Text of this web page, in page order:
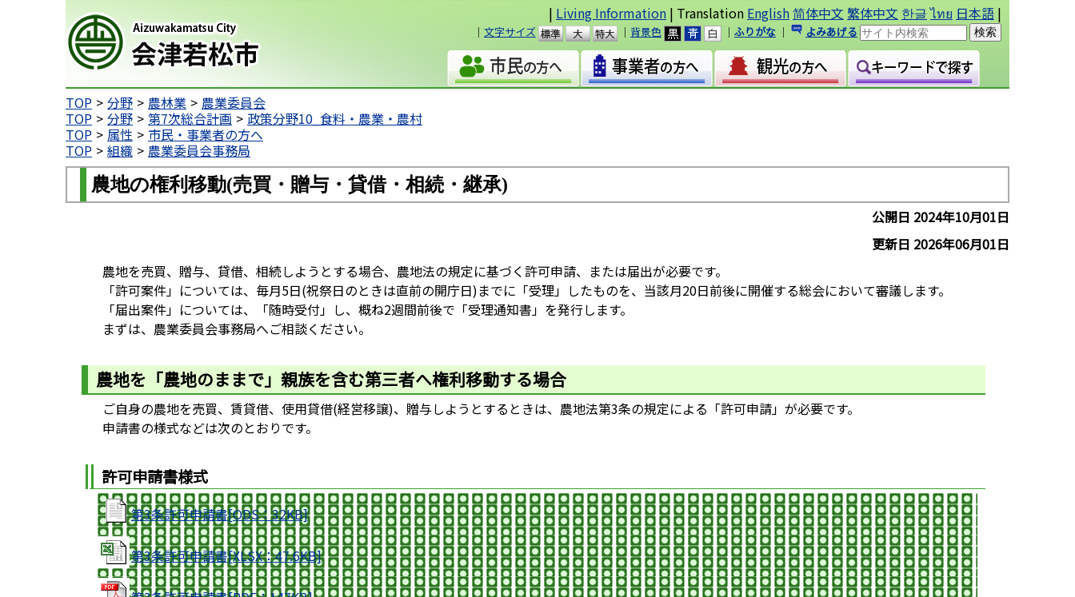
| Living Information | Translation English简体中文 繁体中文 한글 ไทย 日本語 |
｜ 文字サイズ
準
大
｜ 背景色 ｜ ふりがな ｜ よみあげる
会津若松市
TOP
分野 農林業
農業委員会
TOP
分野 第7次総合計画
政策分野10_食料・農業・農村
TOP
属性
市民・事業者の方へ
TOP
組織 農業委員会事務局
農地の権利移動(売買・贈与・貸借・相続・継承)
公開日 2024年10月01日
更新日 2026年06月01日
農地を売買、贈与、貸借、相続しようとする場合、農地法の規定に基づく許可申請、または届出が必要です。
「許可案件」については、毎月5日(祝祭日のときは直前の開庁日)までに「受理」したものを、当該月20日前後に開催する総会において審議します。
「届出案件」については、「随時受付」し、概ね2週間前後で「受理通知書」を発行します。
まずは、農業委員会事務局へご相談ください。
農地を「農地のままで」親族を含む第三者へ権利移動する場合
ご自身の農地を売買、賃貸借、使用貸借(経営移譲)、贈与しようとするときは、農地法第3条の規定による「許可申請」が必要です。
申請書の様式などは次のとおりです。
許可申請書様式
第3条許可申請書[ODS：32KB]
第3条許可申請書[XLSX：47.6KB]